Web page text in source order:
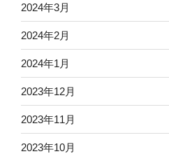
2024年3月
2024年2月
2024年1月
2023年12月
2023年11月
2023年10月